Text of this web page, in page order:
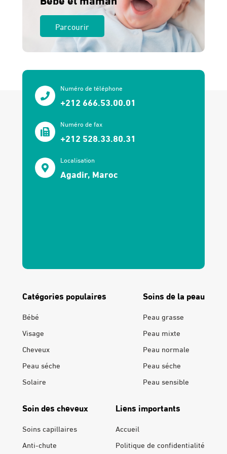
Parcourir
Numéro de téléphone
+212 666.53.00.01
Numéro de fax
+212 528.33.80.31
Localisation
Agadir, Maroc
Catégories populaires
Bébé
Visage
Cheveux
Peau séche
Solaire
Soins de la peau
Peau grasse
Peau mixte
Peau normale
Peau séche
Peau sensible
Soin des cheveux
Soins capillaires
Anti-chute
Liens importants
Accueil
Politique de confidentialité